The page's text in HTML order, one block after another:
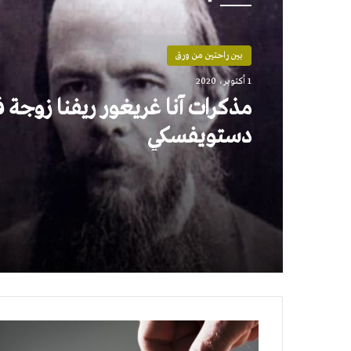
بين راحتين من ورق
1 أكتوبر، 2020
مذكرات آنا غريغور ريفنا زوجة
دستويفسكي
مستويات
التغيير